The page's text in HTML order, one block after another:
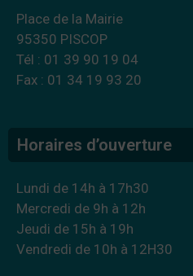
Place de la Mairie
95350 PISCOP
Tél : 01 39 90 19 04
Fax : 01 34 19 93 20
Horaires d’ouverture
Lundi de 14h à 17h30
Mercredi de 9h à 12h
Jeudi de 15h à 19h
Vendredi de 10h à 12H30